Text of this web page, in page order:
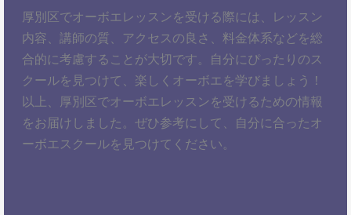
厚別区でオーボエレッスンを受ける際には、レッスン
内容、講師の質、アクセスの良さ、料金体系などを総
合的に考慮することが大切です。自分にぴったりのス
クールを見つけて、楽しくオーボエを学びましょう！
以上、厚別区でオーボエレッスンを受けるための情報
をお届けしました。ぜひ参考にして、自分に合ったオ
ーボエスクールを見つけてください。